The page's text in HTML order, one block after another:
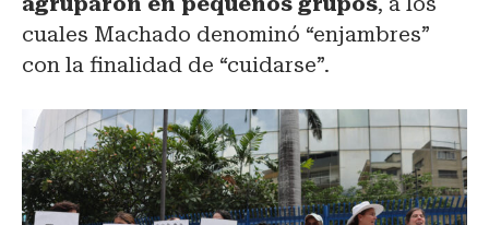
cuales Machado denominó “enjambres”
con la finalidad de “cuidarse”.